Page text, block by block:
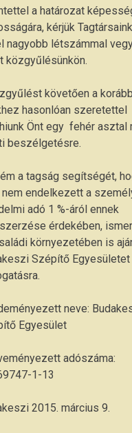
a határozat
kérjük
nagyobb létszámmal
közgyűlésünkön.
követően a
hasonlóan szeretettel
Önt egy fehér asztal
beszélgetésre.
a tagság segítségét,
nem endelkezett a
adó 1 %-áról ennek
érdekében,
környezetében is
Szépítő Egyesületet
neve:
Egyesület
adószáma:
1-13
2015. március 9.